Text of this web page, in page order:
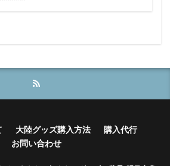
大陸グッズ購入方法
購入代行
お問い合わせ